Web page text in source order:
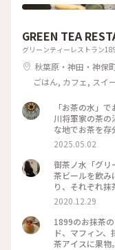
GREEN TEA
MIZU
グリーンティーレストラン
秋葉原・神田・神保
ごはん, カフェ, スイ
「お茶の水」
川将軍家の茶の
な地でお茶を
ト(夏限定) 抹茶
テラス席のグ
がります (新御
イーツ #アート
2025.05.02
御茶ノ水「グリ
茶ビールを飲み
り、それぞれ
てなかなかのラ
じて爽やか〜 お料理も味付けやソース、薬味にお茶が使われ
ていて、それを知る
キなサラダプ
の訪問でした。 時が経つ
2020.12.29
1899のお抹茶
ド、マフィン
茶アイスに果物